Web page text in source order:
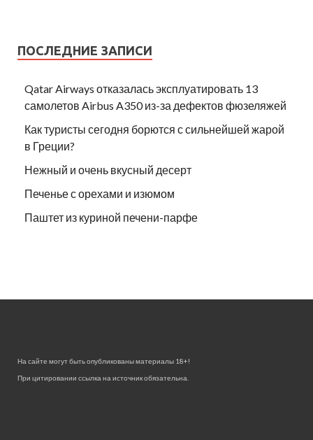
ПОСЛЕДНИЕ ЗАПИСИ
Qatar Airways отказалась эксплуатировать 13
самолетов Airbus A350 из-за дефектов фюзеляжей
Как туристы сегодня борются с сильнейшей жарой
в Греции?
Нежный и очень вкусный десерт
Печенье с орехами и изюмом
Паштет из куриной печени-парфе
На сайте могут быть опубликованы материалы 18+!
При цитировании ссылка на источник обязательна.